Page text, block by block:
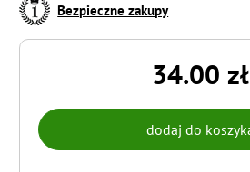
Bezpieczne zakupy
34.00 zł